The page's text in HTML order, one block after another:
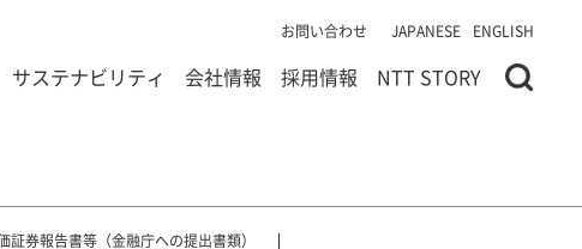
お問い合わせ JAPANESE ENGLISH
サステナビリティ 会社情報 採用情報 NTT STORY
証券報告書等（金融庁への提出書類）